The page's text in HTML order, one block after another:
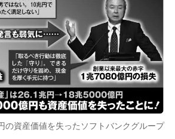
の資産価値を失ったソフトバンクグループ